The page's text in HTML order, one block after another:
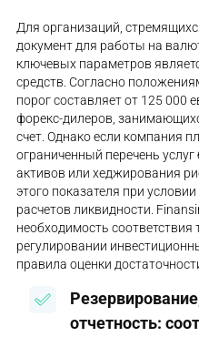
Для организаций,
документ для работы на
ключевых параметров
средств. Согласно
порог составляет от 125 000
форекс-дилеров,
счет. Однако если компания
ограниченный перечень
активов или хеджирования
этого показателя при
расчетов ликвидности.
необходимость
регулировании
правила оценки
отчетность: